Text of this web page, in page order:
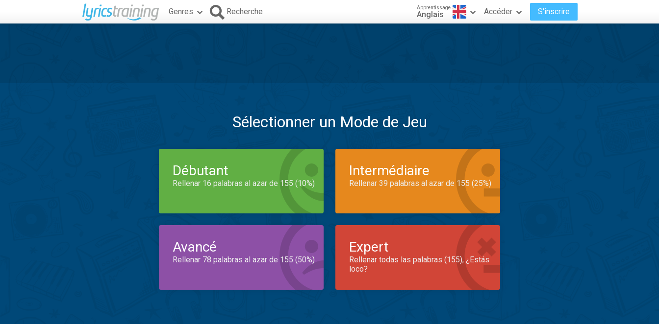
Genres Recherche Apprentissage
Anglais Accéder S'inscrire
Sélectionner un Mode de Jeu
Débutant
Rellenar 16 palabras al azar de 155 (10%)
Intermédiaire
Rellenar 39 palabras al azar de 155 (25%)
Avancé
Rellenar 78 palabras al azar de 155 (50%)
Expert
Rellenar todas las palabras (155), ¿Estás
loco?